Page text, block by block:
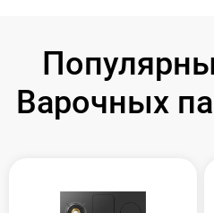
Варочных